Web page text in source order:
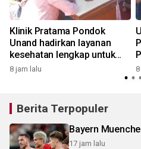
Klinik Pratama Pondok
Unand hadirkan layanan
kesehatan lengkap untuk
masyarakat Padang
8 jam lalu
Berita Terpopuler
Bayern
17 jam lalu